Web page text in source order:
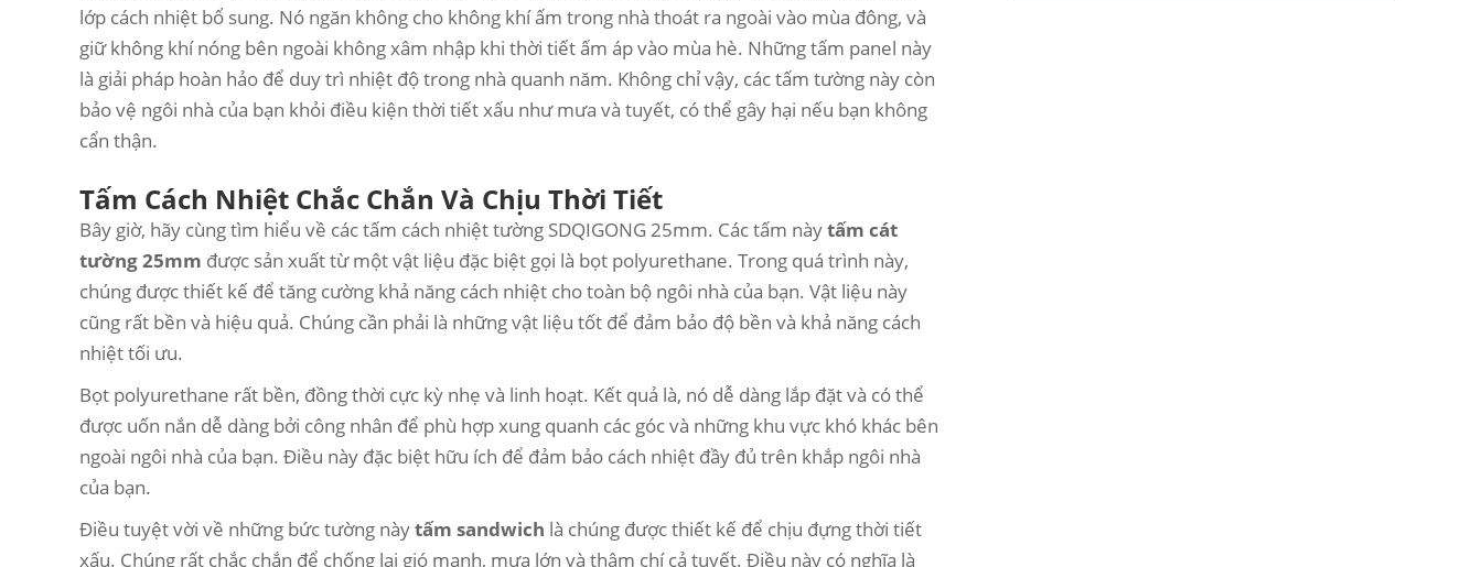
lớp cách nhiệt bổ sung. Nó ngăn không cho không khí ấm trong nhà thoát ra ngoài vào mùa đông, và
giữ không khí nóng bên ngoài không xâm nhập khi thời tiết ấm áp vào mùa hè. Những tấm panel này
là giải pháp hoàn hảo để duy trì nhiệt độ trong nhà quanh năm. Không chỉ vậy, các tấm tường này còn
bảo vệ ngôi nhà của bạn khỏi điều kiện thời tiết xấu như mưa và tuyết, có thể gây hại nếu bạn không
cẩn thận.
Tấm Cách Nhiệt Chắc Chắn Và Chịu Thời Tiết
Bây giờ, hãy cùng tìm hiểu về các tấm cách nhiệt tường SDQIGONG 25mm. Các tấm nàytấm cát
tường 25mm được sản xuất từ một vật liệu đặc biệt gọi là bọt polyurethane. Trong quá trình này,
chúng được thiết kế để tăng cường khả năng cách nhiệt cho toàn bộ ngôi nhà của bạn. Vật liệu này
cũng rất bền và hiệu quả. Chúng cần phải là những vật liệu tốt để đảm bảo độ bền và khả năng cách
nhiệt tối ưu.
Bọt polyurethane rất bền, đồng thời cực kỳ nhẹ và linh hoạt. Kết quả là, nó dễ dàng lắp đặt và có thể
được uốn nắn dễ dàng bởi công nhân để phù hợp xung quanh các góc và những khu vực khó khác bên
ngoài ngôi nhà của bạn. Điều này đặc biệt hữu ích để đảm bảo cách nhiệt đầy đủ trên khắp ngôi nhà
của bạn.
Điều tuyệt vời về những bức tường nàytấm sandwich là chúng được thiết kế để chịu đựng thời tiết
xấu. Chúng rất chắc chắn để chống lại gió mạnh, mưa lớn và thậm chí cả tuyết. Điều này có nghĩa là